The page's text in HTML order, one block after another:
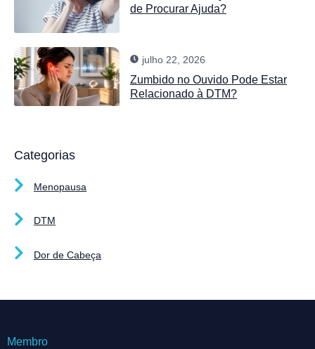
de Procurar Ajuda?
julho 22, 2026
Zumbido no Ouvido Pode Estar
Relacionado à DTM?
Categorias
Menopausa
DTM
Dor de Cabeça
Membro